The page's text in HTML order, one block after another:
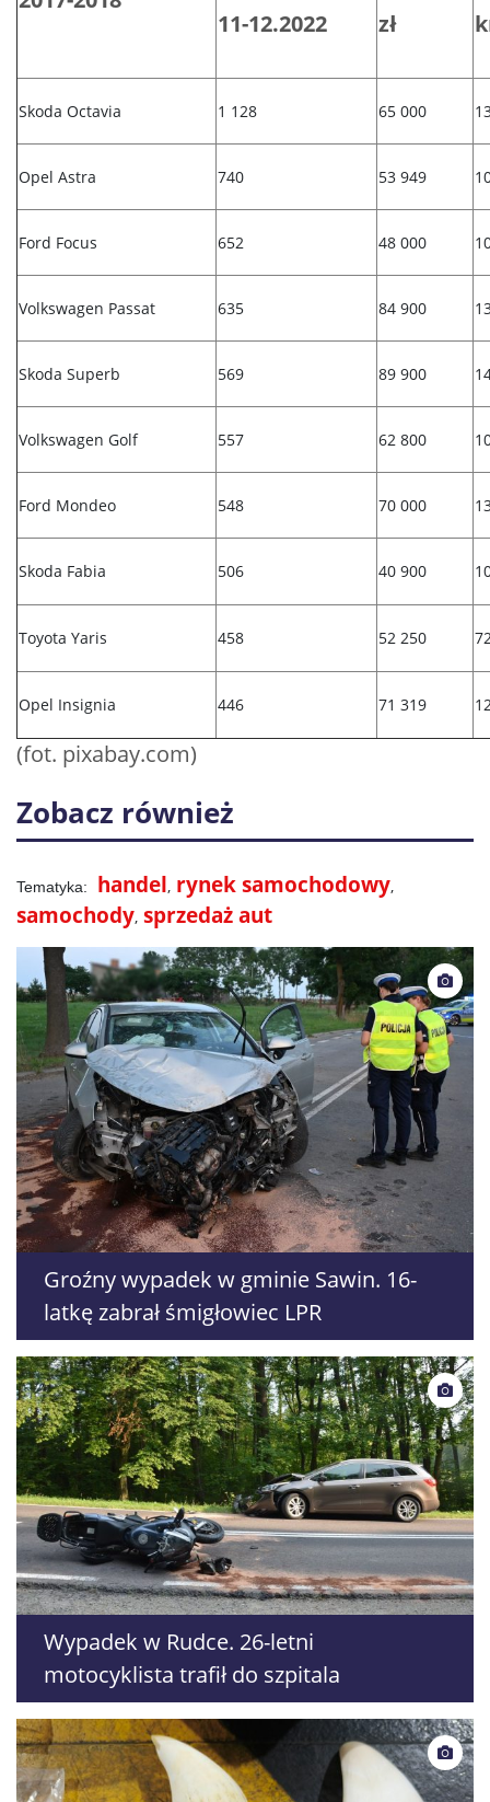
11-12.2022
zł
Skoda Octavia 1 128 65 000
Opel Astra 740 53 949
Ford Focus 652 48 000
Volkswagen Passat 635 84 900
Skoda Superb 569 89 900
Volkswagen Golf 557 62 800
Ford Mondeo 548 70 000
Skoda Fabia 506 40 900
Toyota Yaris 458 52 250
Opel Insignia 446 71 319
(fot. pixabay.com)
Zobacz również
handel rynek samochodowy
samochody sprzedaż aut
Groźny wypadek w gminie Sawin. 16-
latkę zabrał śmigłowiec LPR
Wypadek w Rudce. 26-letni
motocyklista trafił do szpitala